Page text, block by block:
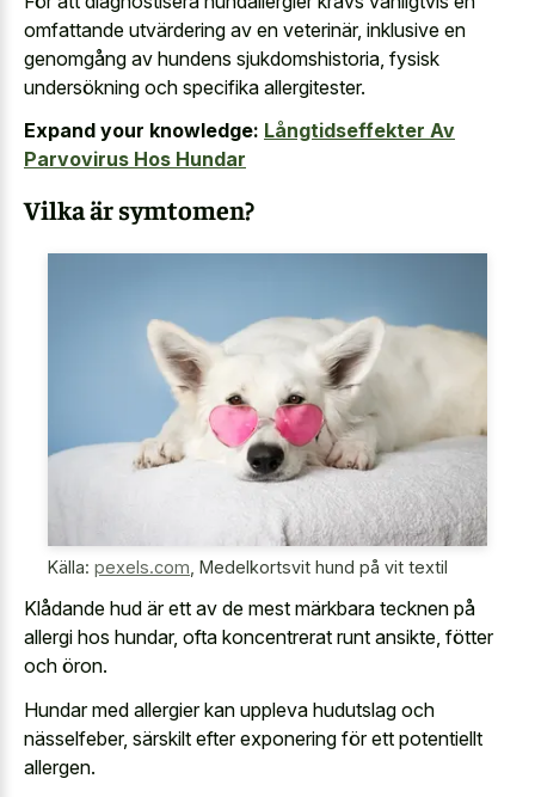
omfattande utvärdering av en veterinär, inklusive en
genomgång av hundens sjukdomshistoria, fysisk
undersökning och specifika allergitester.
Expand your knowledge: Långtidseffekter Av
Parvovirus Hos Hundar
Vilka är symtomen?
Källa: pexels.com Medelkortsvit hund på vit textil
Klådande hud är ett av de mest märkbara tecknen på
allergi hos hundar, ofta koncentrerat runt ansikte, fötter
och öron.
Hundar med allergier kan uppleva hudutslag och
nässelfeber, särskilt efter exponering för ett potentiellt
allergen.